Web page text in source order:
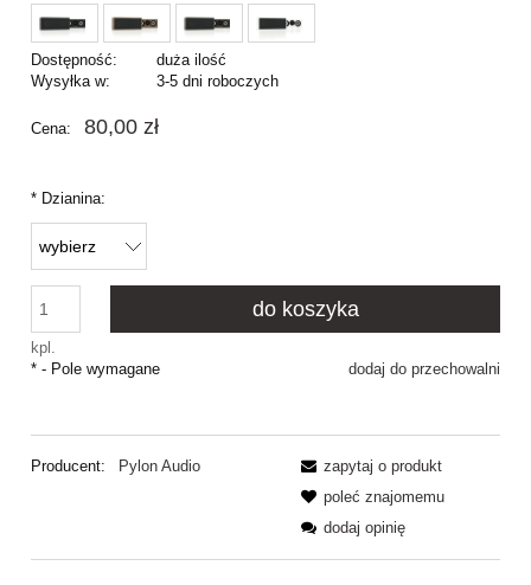
Dostępność:
duża ilość
Wysyłka w:
3-5 dni roboczych
Cena: 80,00 zł
* Dzianina:
kpl.
do koszyka
dodaj do przechowalni
* - Pole wymagane
Producent: Pylon Audio
zapytaj o produkt
poleć znajomemu
dodaj opinię